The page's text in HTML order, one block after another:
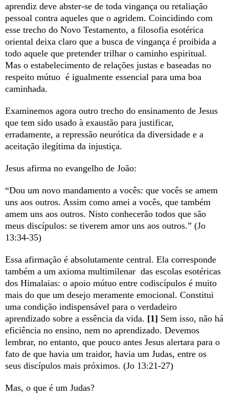
aprendiz deve abster-se de toda vingança ou retaliação
pessoal contra aqueles que o agridem. Coincidindo com
esse trecho do Novo Testamento, a filosofia esotérica
oriental deixa claro que a busca de vingança é proibida a
todo aquele que pretender trilhar o caminho espiritual.
Mas o estabelecimento de relações justas e baseadas no
respeito mútuo é igualmente essencial para uma boa
caminhada.
Examinemos agora outro trecho do ensinamento de Jesus
que tem sido usado à exaustão para justificar,
erradamente, a repressão neurótica da diversidade e a
aceitação ilegítima da injustiça.
Jesus afirma no evangelho de João:
“Dou um novo mandamento a vocês: que vocês se amem
uns aos outros. Assim como amei a vocês, que também
amem uns aos outros. Nisto conhecerão todos que são
meus discípulos: se tiverem amor uns aos outros.” (Jo
13:34-35)
Essa afirmação é absolutamente central. Ela corresponde
também a um axioma multimilenar das escolas esotéricas
dos Himalaias: o apoio mútuo entre codiscípulos é muito
mais do que um desejo meramente emocional. Constitui
uma condição indispensável para o verdadeiro
aprendizado sobre a essência da vida. [1] Sem isso, não há
eficiência no ensino, nem no aprendizado. Devemos
lembrar, no entanto, que pouco antes Jesus alertara para o
fato de que havia um traidor, havia um Judas, entre os
seus discípulos mais próximos. (Jo 13:21-27)
Mas, o que é um Judas?